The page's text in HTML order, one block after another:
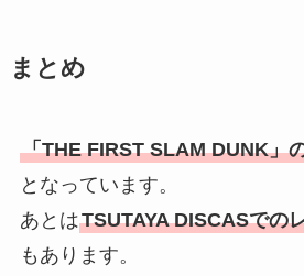
まとめ
「THE FIRST SLAM DUNK」
となっています。
あとはTSUTAYA DISCASでの
もあります。